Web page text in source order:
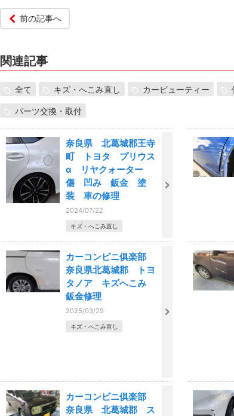
前の記事へ
関連記事
全て キズ・へこみ直し カービューティー
パーツ交換・取付
奈良県 北葛城郡王寺
町 トヨタ プリウス
α リヤクォーター
傷 凹み 鈑金 塗
装 車の修理
2024/07/22
キズ・へこみ直し
カーコンビニ俱楽部
奈良県北葛城郡 トヨ
タノア キズへこみ
鈑金修理
2025/03/29
キズ・へこみ直し
カーコンビニ俱楽部
奈良県 北葛城郡 ス